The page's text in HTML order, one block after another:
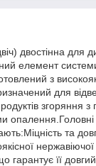
двостінна для
елемент
з
для
згоряння з
опалення.Головні
та
гарантує її